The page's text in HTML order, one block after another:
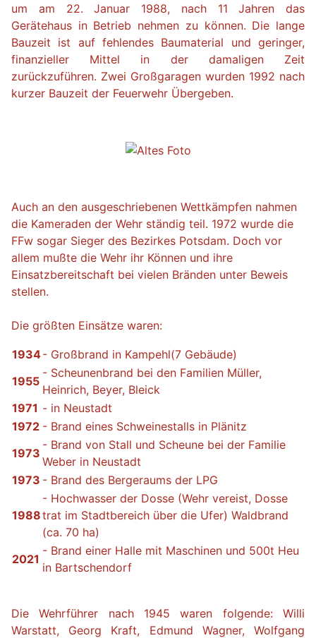
um am 22. Januar 1988, nach 11 Jahren das
Gerätehaus in Betrieb nehmen zu können. Die lange
Bauzeit ist auf fehlendes Baumaterial und geringer,
finanzieller Mittel in der damaligen Zeit
zurückzuführen. Zwei Großgaragen wurden 1992 nach
kurzer Bauzeit der Feuerwehr Übergeben.
Auch an den ausgeschriebenen Wettkämpfen nahmen
die Kameraden der Wehr ständig teil. 1972 wurde die
FFw sogar Sieger des Bezirkes Potsdam. Doch vor
allem mußte die Wehr ihr Können und ihre
Einsatzbereitschaft bei vielen Bränden unter Beweis
stellen.
Die größten Einsätze waren:
1934- Großbrand in Kampehl(7 Gebäude)
1955
- Scheunenbrand bei den Familien Müller,
Heinrich, Beyer, Bleick
1971 - in Neustadt
1972 - Brand eines Schweinestalls in Plänitz
1973
- Brand von Stall und Scheune bei der Familie
Weber in Neustadt
1973 - Brand des Bergeraums der LPG
1988
- Hochwasser der Dosse (Wehr vereist, Dosse
trat im Stadtbereich über die Ufer) Waldbrand
(ca. 70 ha)
2021
- Brand einer Halle mit Maschinen und 500t Heu
in Bartschendorf
Die Wehrführer nach 1945 waren folgende: Willi
Warstatt, Georg Kraft, Edmund Wagner, Wolfgang